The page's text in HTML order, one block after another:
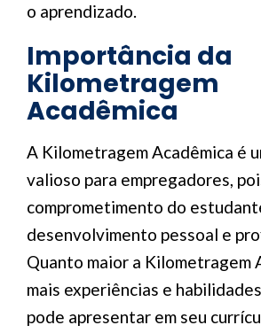
o aprendizado.
Importância da
Kilometragem
Acadêmica
A Kilometragem Acadêmica é
valioso para empregadores,
comprometimento do
desenvolvimento pessoal e
Quanto maior a Kilometragem
mais experiências e
pode apresentar em seu